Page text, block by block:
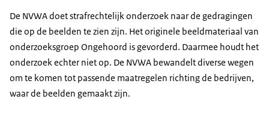
De NVWA doet strafrechtelijk onderzoek naar de gedragingen
die op de beelden te zien zijn. Het originele beeldmateriaal van
onderzoeksgroep Ongehoord is gevorderd. Daarmee houdt het
onderzoek echter niet op. De NVWA bewandelt diverse wegen
om te komen tot passende maatregelen richting de bedrijven,
waar de beelden gemaakt zijn.